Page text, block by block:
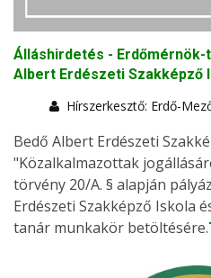
Álláshirdetés - Erdőmérnök-
Albert Erdészeti Szakképző
Hírszerkesztő: Erdő-
Bedő Albert Erdészeti
"Közalkalmazottak
törvény 20/A. § alapján
Erdészeti Szakképző Iskola
tanár munkakör betöltésére.